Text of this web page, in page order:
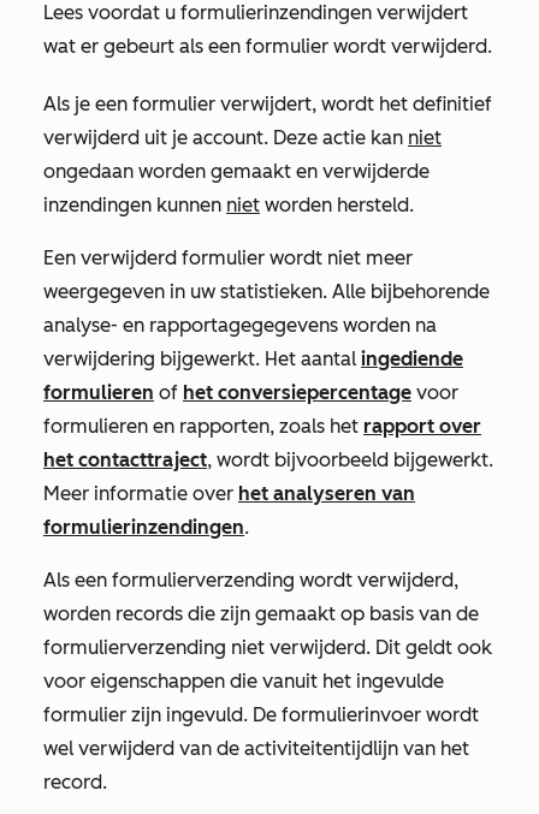
Lees voordat u formulierinzendingen verwijdert
wat er gebeurt als een formulier wordt verwijderd.
Als je een formulier verwijdert, wordt het definitief
verwijderd uit je account. Deze actie kan niet
ongedaan worden gemaakt en verwijderde
inzendingen kunnen niet worden hersteld.
Een verwijderd formulier wordt niet meer
weergegeven in uw statistieken. Alle bijbehorende
analyse- en rapportagegegevens worden na
verwijdering bijgewerkt. Het aantal ingediende
formulieren of het conversiepercentage voor
formulieren en rapporten, zoals het rapport over
het contacttraject, wordt bijvoorbeeld bijgewerkt.
Meer informatie over het analyseren van
formulierinzendingen.
Als een formulierverzending wordt verwijderd,
worden records die zijn gemaakt op basis van de
formulierverzending niet verwijderd. Dit geldt ook
voor eigenschappen die vanuit het ingevulde
formulier zijn ingevuld. De formulierinvoer wordt
wel verwijderd van de activiteitentijdlijn van het
record.